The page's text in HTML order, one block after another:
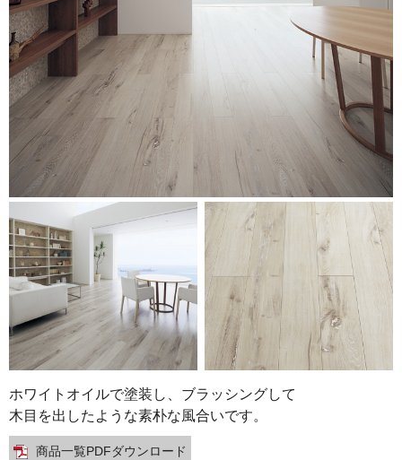
ホワイトオイルで塗装し、ブラッシングして
木目を出したような素朴な風合いです。
商品一覧PDFダウンロード